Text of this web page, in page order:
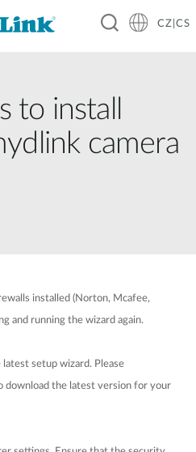
CZ|CS
to install
camera
installed (Norton, Mcafee,
and running the wizard again.
setup wizard. Please
download the latest version for your